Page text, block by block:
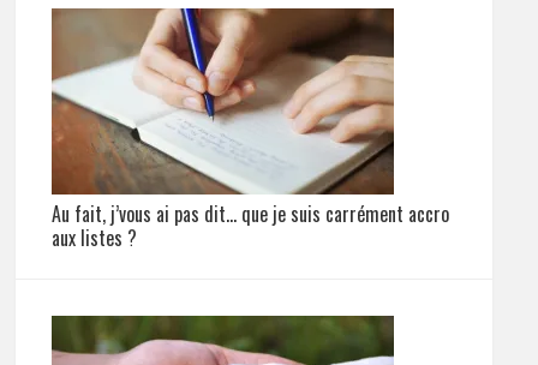
Au fait, j’vous ai pas dit… que je suis carrément accro
aux listes ?